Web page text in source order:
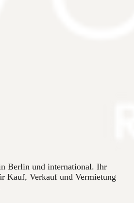
Berlin und international. Ihr
Kauf, Verkauf und Vermietung